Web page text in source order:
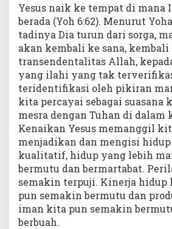
Yesus naik ke tempat di mana
berada (Yoh 6:62). Menurut
tadinya Dia turun dari sorga,
akan kembali ke sana, kembali
transendentalitas Allah,
yang ilahi yang tak
teridentifikasi oleh pikiran
kita percayai sebagai
mesra dengan Tuhan di dalam
Kenaikan Yesus memanggil
menjadikan dan mengisi
kualitatif, hidup yang lebih
bermutu dan bermartabat.
semakin terpuji. Kinerja hidup
pun semakin bermutu dan
iman kita pun semakin
berbuah.